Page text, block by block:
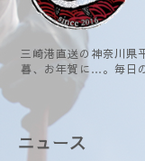
三崎港直送の神奈川県
暮、お年賀に…。毎日
ニュース